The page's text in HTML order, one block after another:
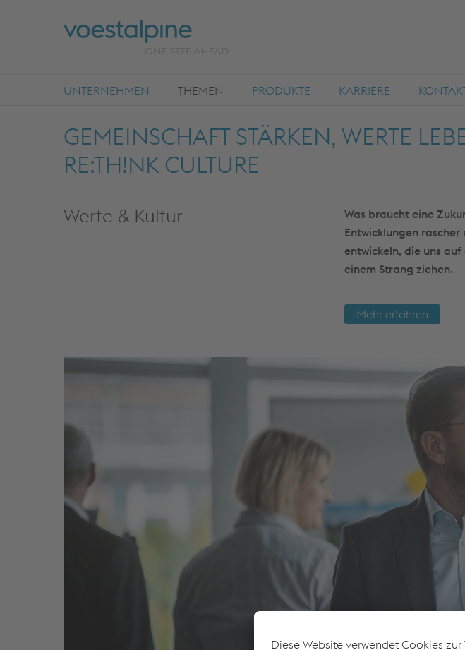
UNTERNEHMEN THEMEN PRODUKTE KARRIERE
GEMEINSCHAFT STÄRKEN, WERTE
RE:TH!NK CULTURE
Werte & Kultur
Was braucht eine
Entwicklungen
entwickeln, die uns
einem Strang ziehen.
Mehr erfahren